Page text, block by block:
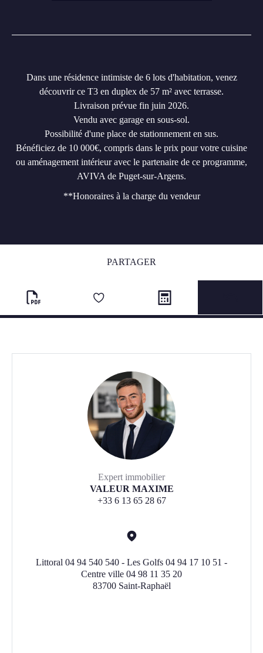
Dans une résidence intimiste de 6 lots d'habitation, venez
découvrir ce T3 en duplex de 57 m² avec terrasse.
Livraison prévue fin juin 2026.
Vendu avec garage en sous-sol.
Possibilité d'une place de stationnement en sus.
Bénéficiez de 10 000€, compris dans le prix pour votre cuisine
ou aménagement intérieur avec le partenaire de ce programme,
AVIVA de Puget-sur-Argens.
**Honoraires à la charge du vendeur
PARTAGER
Expert immobilier
VALEUR MAXIME
+33 6 13 65 28 67
Littoral 04 94 540 540 - Les Golfs 04 94 17 10 51 -
Centre ville 04 98 11 35 20
83700 Saint-Raphaël